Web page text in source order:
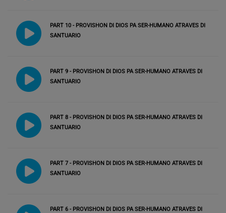
PART 10 - PROVISHON DI DIOS PA SER-HUMANO ATRAVES DI
SANTUARIO
PART 9 - PROVISHON DI DIOS PA SER-HUMANO ATRAVES DI
SANTUARIO
PART 8 - PROVISHON DI DIOS PA SER-HUMANO ATRAVES DI
SANTUARIO
PART 7 - PROVISHON DI DIOS PA SER-HUMANO ATRAVES DI
SANTUARIO
PART 6 - PROVISHON DI DIOS PA SER-HUMANO ATRAVES DI